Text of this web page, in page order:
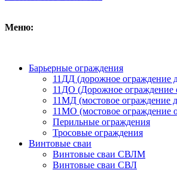
Меню:
Барьерные ограждения
11ДД (дорожное ограждение
11ДО (Дорожное ограждение
11МД (мостовое ограждение
11МО (мостовое ограждение
Перильные ограждения
Тросовые ограждения
Винтовые сваи
Винтовые сваи СВЛМ
Винтовые сваи СВЛ